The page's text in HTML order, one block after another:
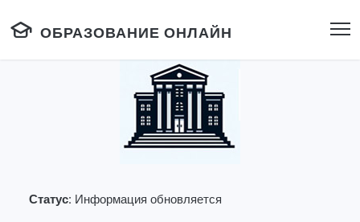
ОБРАЗОВАНИЕ ОНЛАЙН
Статус: Информация обновляется